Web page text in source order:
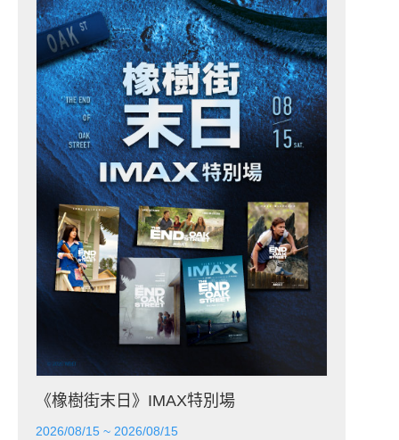
《橡樹街末日》IMAX特別場
2026/08/15 ~ 2026/08/15